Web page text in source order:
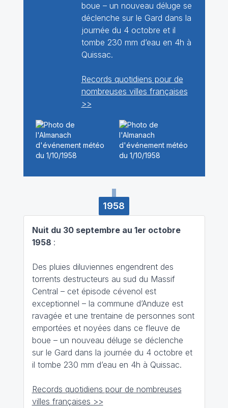
boue – un nouveau déluge se
déclenche sur le Gard dans la
journée du 4 octobre et il
tombe 230 mm d’eau en 4h à
Quissac.
Records quotidiens pour de
nombreuses villes françaises
>>
1958
Nuit du 30 septembre au 1er octobre
1958 :
Des pluies diluviennes engendrent des
torrents destructeurs au sud du Massif
Central – cet épisode cévenol est
exceptionnel – la commune d’Anduze est
ravagée et une trentaine de personnes sont
emportées et noyées dans ce fleuve de
boue – un nouveau déluge se déclenche
sur le Gard dans la journée du 4 octobre et
il tombe 230 mm d’eau en 4h à Quissac.
Records quotidiens pour de nombreuses
villes françaises >>